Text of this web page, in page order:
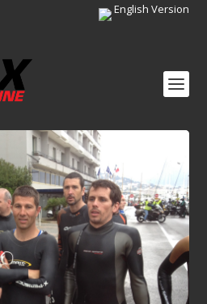
English Version